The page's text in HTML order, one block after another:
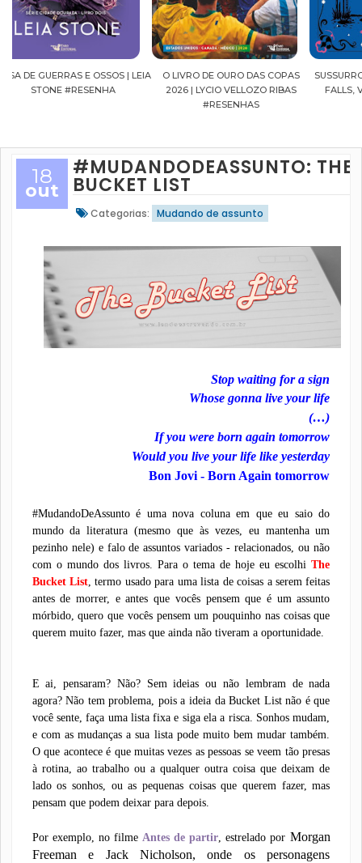
O LIVRO DE OURO DAS COPAS
2026 | LYCIO VELLOZO RIBAS
SUSSURROS AO LUAR | SHADOW
FALLS, VOL.04 | C.C.HUNTER
#RESENHA
18
out
#MUDANDODEASSUNTO: THE
BUCKET LIST
Categorias: Mudando de assunto
Stop waiting for a sign
Whose gonna live your life
(…)
If you were born again tomorrow
Would you live your life like yesterday
Bon Jovi -Born Again tomorrow
#MudandoDeAssunto é uma nova coluna em que eu saio do
mundo da literatura (mesmo que às vezes, eu mantenha um
pezinho nele) e falo de assuntos variados - relacionados, ou não
com o mundo dos livros. Para o tema de hoje eu escolhiThe
Bucket List, termo usado para uma lista de coisas a serem feitas
antes de morrer, e antes que vocês pensem que é um assunto
mórbido, quero que vocês pensem um pouquinho nas coisas que
querem muito fazer, mas que ainda não tiveram a oportunidade.
E ai, pensaram? Não? Sem ideias ou não lembram de nada
agora? Não tem problema, pois a ideia da Bucket List não é que
você sente, faça uma lista fixa e siga ela a risca. Sonhos mudam,
e com as mudanças a sua lista pode muito bem mudar também.
O que acontece é que muitas vezes as pessoas se veem tão presas
à rotina, ao trabalho ou a qualquer outra coisa que deixam de
lado os sonhos, ou as pequenas coisas que querem fazer, mas
pensam que podem deixar para depois.
Por exemplo, no filme Antes de partir, estrelado por Morgan
Freeman e Jack Nicholson, onde os personagens